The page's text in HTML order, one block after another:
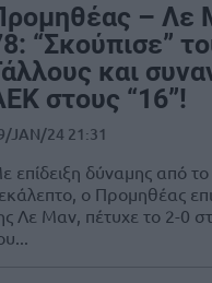
– Λε
“Σκούπισε”
και
στους “16”!
JAN/24 21:31
επίδειξη δύναμης από
ο Προμηθέας
Λε Μαν, πέτυχε το 2-0